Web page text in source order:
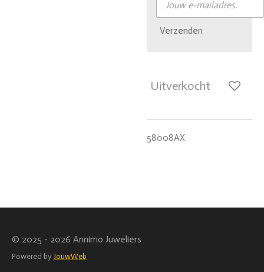
Verzenden
Uitverkocht
58008AX
© 2025 - 2026 Annimo Juweliers
Powered by JouwWeb